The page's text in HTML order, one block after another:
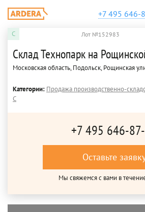
+7 495 646-
C Лот №152983
Склад Технопарк на
Московская область, Подольск, Рощинская
Категории: Продажа производственно-
C
+7 495 646-
Оставьте
Мы свяжемся с вами в